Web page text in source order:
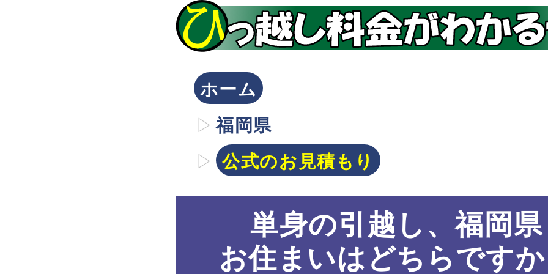
ホーム
福岡県
公式のお見積もり
単身の引越し、福岡
お住まいはどちらです